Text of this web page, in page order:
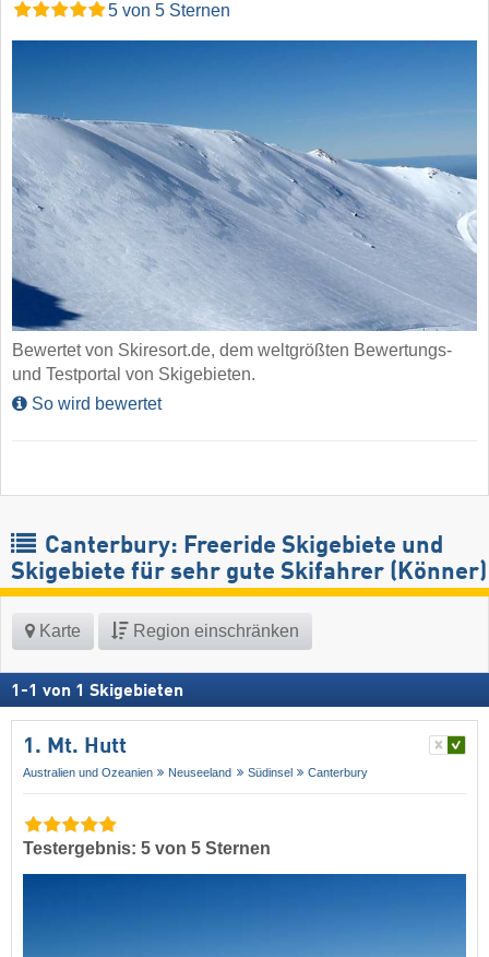
5 von 5 Sternen
Bewertet von Skiresort.de, dem weltgrößten Bewertungs-
und Testportal von Skigebieten.
So wird bewertet
Canterbury: Freeride Skigebiete und
Skigebiete für sehr gute Skifahrer (Könner)
Karte Region einschränken
1 -1 von 1 Skigebieten
1. Mt. Hutt
Australien und Ozeanien Neuseeland Südinsel Canterbury
Testergebnis: 5 von 5 Sternen